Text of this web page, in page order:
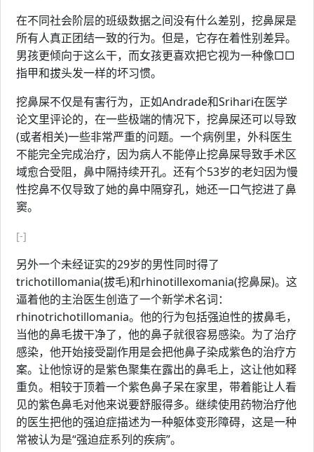
在不同社会阶层的班级数据之间没有什么差别，挖鼻屎是
所有人真正团结一致的行为。但是，它存在着性别差异。
男孩更倾向于这么干，而女孩更喜欢把它视为一种像□□
指甲和拔头发一样的坏习惯。
挖鼻屎不仅是有害行为，正如Andrade和Srihari在医学
论文里评论的，在一些极端的情况下，挖鼻屎还可以导致
(或者相关)一些非常严重的问题。一个病例里，外科医生
不能完全完成治疗，因为病人不能停止挖鼻屎导致手术区
域愈合受阻，鼻中隔持续开孔。还有个53岁的老妇因为慢
性挖鼻不仅导致了她的鼻中隔穿孔，她还一口气挖进了鼻
窦。
[-]
另外一个未经证实的29岁的男性同时得了
trichotillomania(拔毛)和rhinotillexomania(挖鼻屎)。这
逼着他的主治医生创造了一个新学术名词：
rhinotrichotillomania。他的行为包括强迫性的拔鼻毛，
当他的鼻毛拔干净了，他的鼻子就很容易感染。为了治疗
感染，他开始接受副作用是会把他鼻子染成紫色的治疗方
案。让他惊讶的是紫色聚集在露出的鼻毛上，这让他如释
重负。相较于顶着一个紫色鼻子呆在家里，带着能让人看
见的紫色鼻毛对他来说要舒服得多。继续使用药物治疗他
的医生把他的强迫症描述为一种躯体变形障碍，这是一种
常被认为是“强迫症系列的疾病”。